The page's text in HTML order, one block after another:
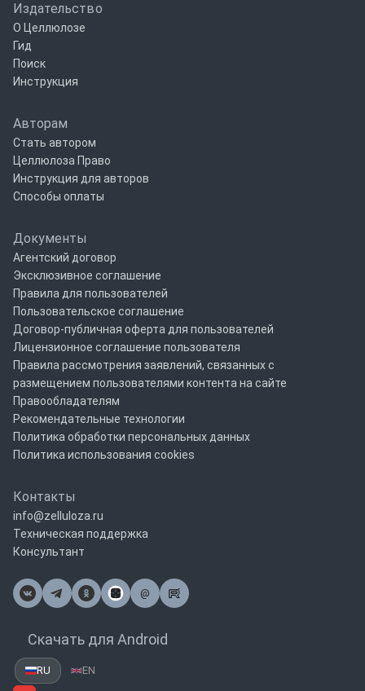
Издательство
О Целлюлозе
Гид
Поиск
Инструкция
Авторам
Стать автором
Целлюлоза Право
Инструкция для авторов
Способы оплаты
Документы
Агентский договор
Эксклюзивное соглашение
Правила для пользователей
Пользовательское соглашение
Договор-публичная оферта для пользователей
Лицензионное соглашение пользователя
Правила рассмотрения заявлений, связанных с
размещением пользователями контента на сайте
Правообладателям
Рекомендательные технологии
Политика обработки персональных данных
Политика использования cookies
Контакты
info@zelluloza.ru
Техническая поддержка
Консультант
@
Почта
Скачать для Android
RU EN